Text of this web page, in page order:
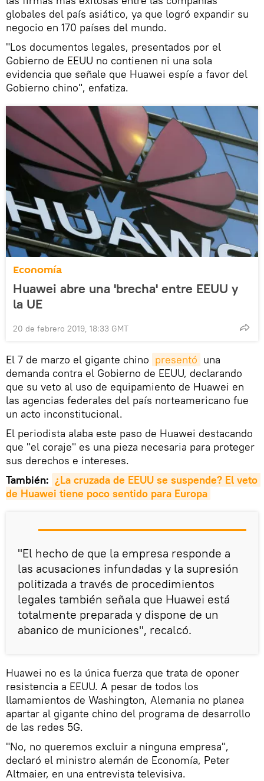
globales del país asiático, ya que logró expandir su
negocio en 170 países del mundo.
"Los documentos legales, presentados por el
Gobierno de EEUU no contienen ni una sola
evidencia que señale que Huawei espíe a favor del
Gobierno chino", enfatiza.
Economía
Huawei abre una 'brecha' entre EEUU y
la UE
20 de febrero 2019, 18:33 GMT
El 7 de marzo el gigante chino presentó una
demanda contra el Gobierno de EEUU, declarando
que su veto al uso de equipamiento de Huawei en
las agencias federales del país norteamericano fue
un acto inconstitucional.
El periodista alaba este paso de Huawei destacando
que "el coraje" es una pieza necesaria para proteger
sus derechos e intereses.
También: ¿La cruzada de EEUU se suspende? El veto
de Huawei tiene poco sentido para Europa
"El hecho de que la empresa responde a
las acusaciones infundadas y la supresión
politizada a través de procedimientos
legales también señala que Huawei está
totalmente preparada y dispone de un
abanico de municiones", recalcó.
Huawei no es la única fuerza que trata de oponer
resistencia a EEUU. A pesar de todos los
llamamientos de Washington, Alemania no planea
apartar al gigante chino del programa de desarrollo
de las redes 5G.
"No, no queremos excluir a ninguna empresa",
declaró el ministro alemán de Economía, Peter
Altmaier, en una entrevista televisiva.